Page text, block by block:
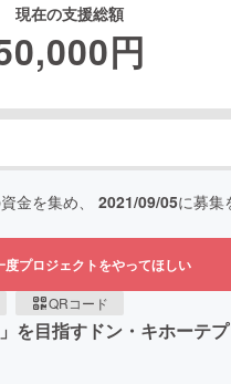
現在の支援総額
円
金を集め、 2021/09/05に募集
度プロジェクトをやってほしい
QRコード
を目指すドン・キホーテ